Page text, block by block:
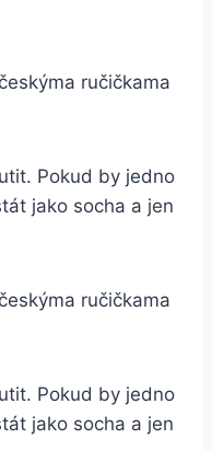
ručičkama
Pokud by jedno
jako socha a jen
ručičkama
Pokud by jedno
jako socha a jen